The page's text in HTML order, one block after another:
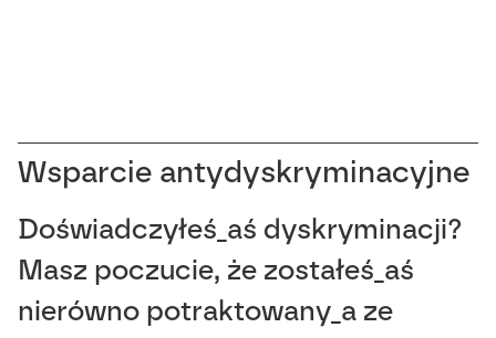
Wsparcie antydyskryminacyjne
Doświadczyłeś_aś dyskryminacji?
Masz poczucie, że zostałeś_aś
nierówno potraktowany_a ze